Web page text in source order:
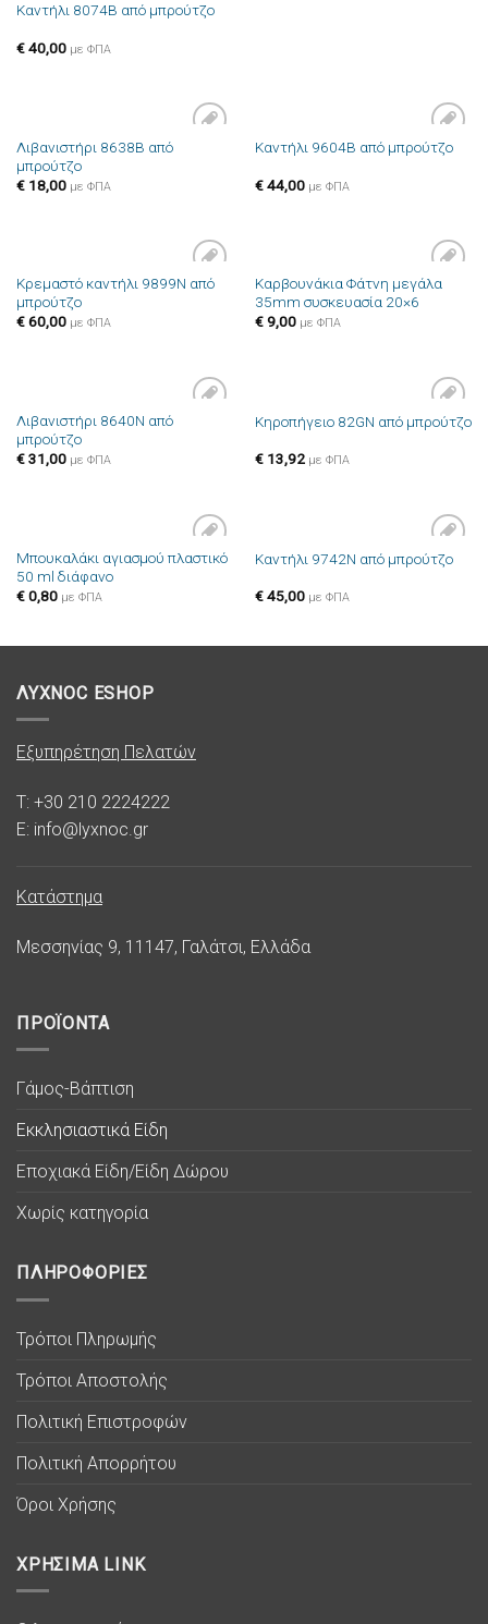
Καντήλι 8074B από μπρούτζο
€40,00 με ΦΠΑ
Πρόσθήκη
Λιβανιστήρι 8638B από
μπρούτζο
€18,00 με ΦΠΑ
Πρόσθήκη
Καντήλι 9604B από μπρούτζο
€44,00 με ΦΠΑ
Πρόσθήκη
Κρεμαστό καντήλι 9899N από
μπρούτζο
€60,00 με ΦΠΑ
Πρόσθήκη
στην λίστα
Καρβουνάκια Φάτνη μεγάλα
35mm συσκευασία 20×6
€9,00 με ΦΠΑ
Πρόσθήκη
Λιβανιστήρι 8640N από
μπρούτζο
€31,00 με ΦΠΑ
Πρόσθήκη
Κηροπήγειο 82GN από μπρούτζο
€13,92 με ΦΠΑ
Πρόσθήκη
Μπουκαλάκι αγιασμού πλαστικό
50 ml διάφανο
€0,80 με ΦΠΑ
Πρόσθήκη
Καντήλι 9742N από μπρούτζο
€45,00 με ΦΠΑ
ΛΥΧΝΟC ESHOP
Εξυπηρέτηση Πελατών
T: +30 210 2224222
E: info@lyxnoc.gr
Κατάστημα
Μεσσηνίας 9, 11147, Γαλάτσι, Ελλάδα
ΠΡΟΪΟΝΤΑ
Γάμος-Βάπτιση
Εκκλησιαστικά Είδη
Εποχιακά Είδη/Είδη Δώρου
Χωρίς κατηγορία
ΠΛΗΡΟΦΟΡΙΕΣ
Τρόποι Πληρωμής
Τρόποι Αποστολής
Πολιτική Επιστροφών
Πολιτική Απορρήτου
Όροι Χρήσης
ΧΡΗΣΙΜΑ LINK